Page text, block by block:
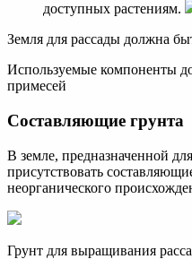
доступных растениям.
Земля для рассады должна
Используемые компоненты
примесей
Составляющие грунта
В земле, предназначенной
присутствовать
неорганического
Грунт для выращивания